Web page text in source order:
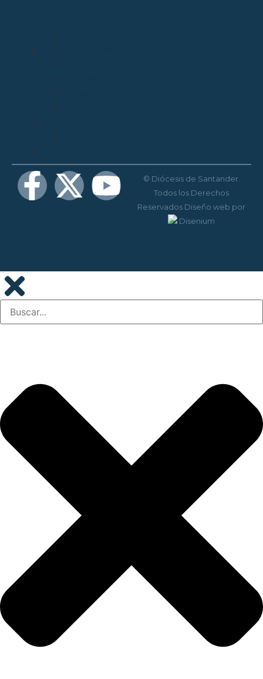
© Diócesis de Santander.
Todos los Derechos
Reservados Diseño web por
Disenium